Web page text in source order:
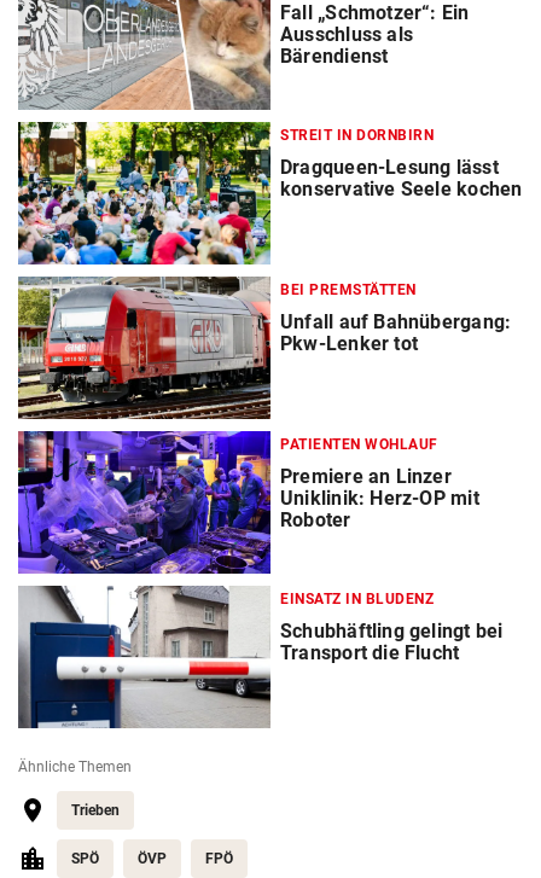
Fall „Schmotzer“: Ein
Ausschluss als
Bärendienst
STREIT IN DORNBIRN
Dragqueen-Lesung lässt
konservative Seele kochen
BEI PREMSTÄTTEN
Unfall auf Bahnübergang:
Pkw-Lenker tot
PATIENTEN WOHLAUF
Premiere an Linzer
Uniklinik: Herz-OP mit
Roboter
EINSATZ IN BLUDENZ
Schubhäftling gelingt bei
Transport die Flucht
Ähnliche Themen
Trieben
SPÖ ÖVP FPÖ